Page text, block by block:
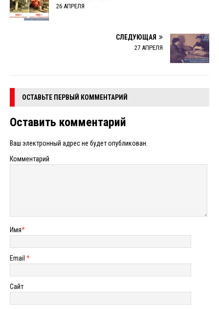
26 АПРЕЛЯ
СЛЕДУЮЩАЯ
27 АПРЕЛЯ
ОСТАВЬТЕ ПЕРВЫЙ КОММЕНТАРИЙ
Оставить комментарий
Ваш электронный адрес не будет опубликован.
Комментарий
Имя*
Email *
Сайт